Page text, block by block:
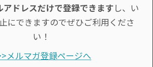
アドレスだけで登録できます し、い
にできますのでぜひご利用くださ
い！
メルマガ登録ページへ